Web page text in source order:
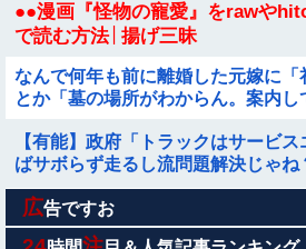
●●漫画『怪物の寵愛』をrawや
で読む方法│揚げ三昧
なんで何年も前に離婚した元嫁に「
とか「墓の場所がわからん。案内
【有能】政府「トラックはサービ
ばサボらず走るし流問題解決じゃね
私の好きな日本語がこれだ←「日本
の反応）他
広告ですお